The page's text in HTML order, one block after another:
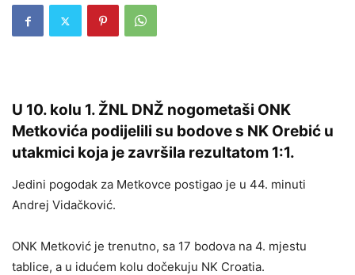
U 10. kolu 1. ŽNL DNŽ nogometaši ONK
Metkovića podijelili su bodove s NK Orebić u
utakmici koja je završila rezultatom 1:1.
Jedini pogodak za Metkovce postigao je u 44. minuti
Andrej Vidačković.
ONK Metković je trenutno, sa 17 bodova na 4. mjestu
tablice, a u idućem kolu dočekuju NK Croatia.